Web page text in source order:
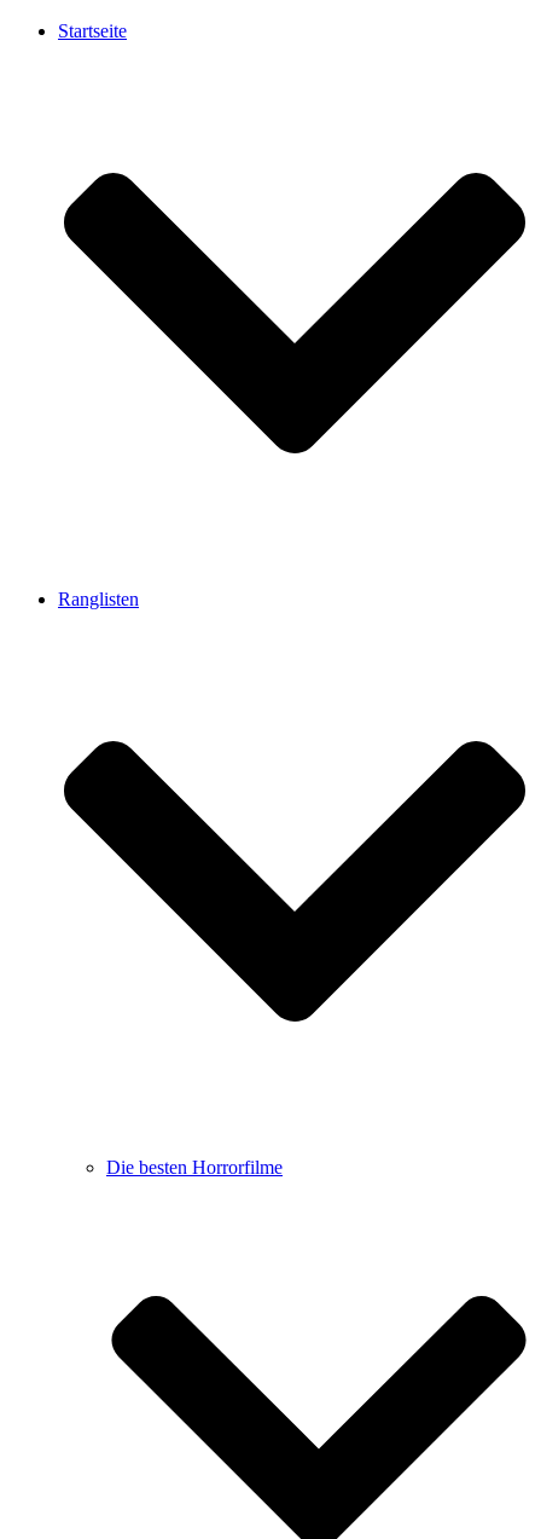
Startseite
Ranglisten
Die besten Horrorfilme